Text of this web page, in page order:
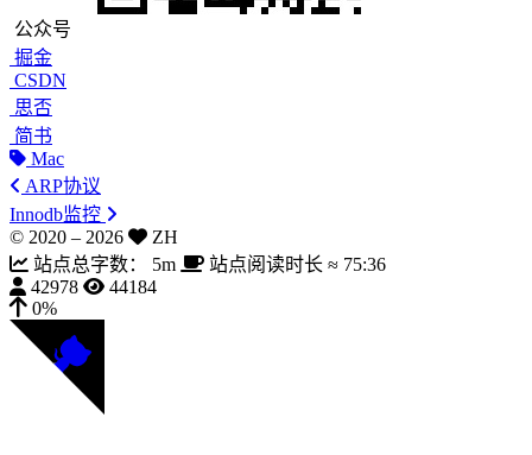
公众号
掘金
CSDN
思否
简书
Mac
ARP协议
Innodb监控
© 2020 – 2026
ZH
站点总字数：
5m 站点阅读时长 ≈ 75:36
42978
44184
0%